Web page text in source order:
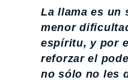
La llama es un
menor
espíritu, y por
reforzar el
no sólo no les